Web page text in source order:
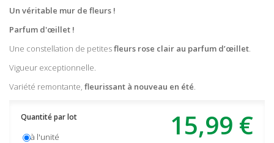
Un véritable mur de fleurs !
Parfum d'œillet !
Une constellation de petitesfleurs rose clair au parfum d’œillet.
Vigueur exceptionnelle.
Variété remontante, fleurissant à nouveau en été.
15,99 €
Quantité par lot
à l'unité